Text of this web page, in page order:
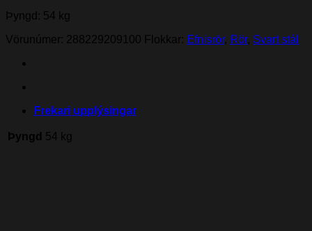
Þyngd: 54 kg
Vörunúmer: 288229209100 Flokkar: Efnisrör, Rör, Svart stál
Frekari upplýsingar
Þyngd 54 kg